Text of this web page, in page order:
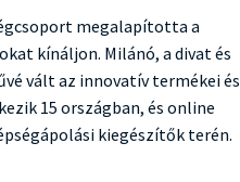
megalapította a
kínáljon. Milánó, a divat és
vált az innovatív termékei és
15 országban, és online
kiegészítők terén.